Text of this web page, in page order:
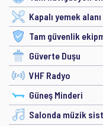
Kapalı yemek alanı
Tam güvenlik
Güverte Duşu
VHF Radyo
Güneş Minderi
Salonda müzik